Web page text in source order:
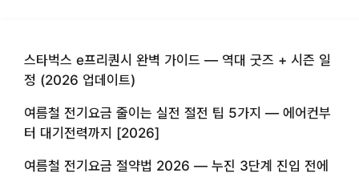
스타벅스 e프리퀀시 완벽 가이드 — 역대 굿즈 + 시즌 일
정 (2026 업데이트)
여름철 전기요금 줄이는 실전 절전 팁 5가지 — 에어컨부
터 대기전력까지 [2026]
여름철 전기요금 절약법 2026 — 누진 3단계 진입 전에